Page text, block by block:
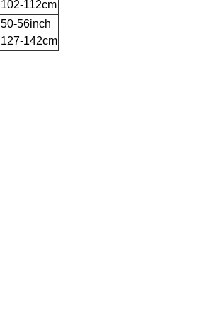
102-112cm
50-56inch
127-142cm